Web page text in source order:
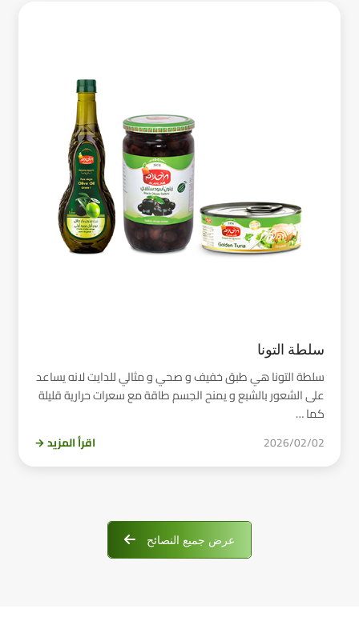
سلطة التونا
سلطة التونا هي طبق خفيف و صحي و مثالي للدايت لانه يساعد
على الشعور بالشبع و يمنح الجسم طاقة مع سعرات حرارية قليلة
كما …
2026/02/02 اقرأ المزيد →
عرض جميع النصائح